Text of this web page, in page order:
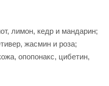
лимон, кедр и мандарин;
жасмин и роза;
опопонакс, цибетин,